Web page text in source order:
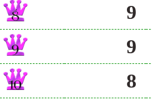
9
9
8